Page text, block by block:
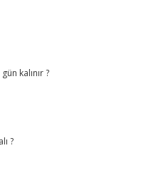
kalınır ?
?